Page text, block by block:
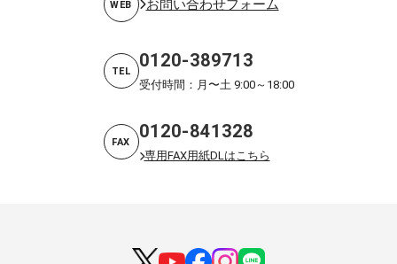
WEB お問い合わせフォーム
TEL 0120-389713
受付時間：月〜土 9:00～18:00
FAX 0120-841328
専用FAX用紙DLはこちら